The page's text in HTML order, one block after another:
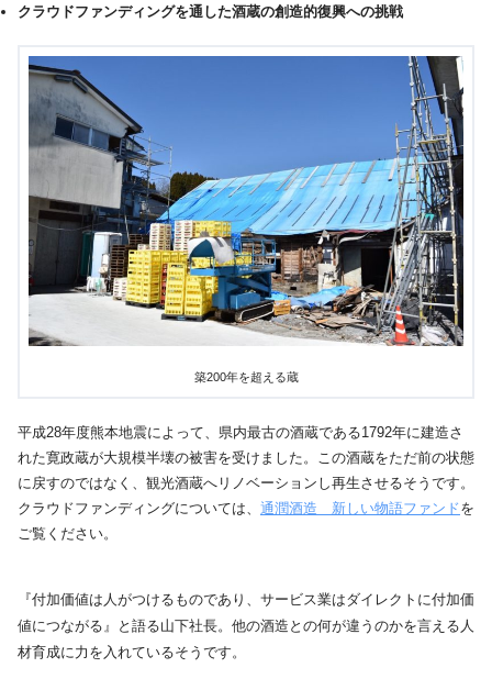
クラウドファンディングを通した酒蔵の創造的復興への挑戦
築200年を超える蔵
平成28年度熊本地震によって、県内最古の酒蔵である1792年に建造さ
れた寛政蔵が大規模半壊の被害を受けました。この酒蔵をただ前の状態
に戻すのではなく、観光酒蔵へリノベーションし再生させるそうです。
クラウドファンディングについては、 通潤酒造 新しい物語ファンドを
ご覧ください。
『付加価値は人がつけるものであり、サービス業はダイレクトに付加価
値につながる』と語る山下社長。他の酒造との何が違うのかを言える人
材育成に力を入れているそうです。